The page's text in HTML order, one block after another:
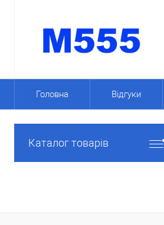
Головна Відгуки
Каталог товарів